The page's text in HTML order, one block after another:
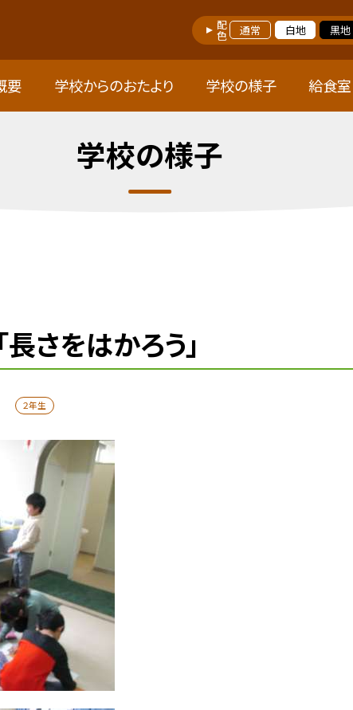
配色 通常 白地 黒地
要 学校からのおたより 学校の様子 給食室
学校の様子
さをはかろう」
２年生